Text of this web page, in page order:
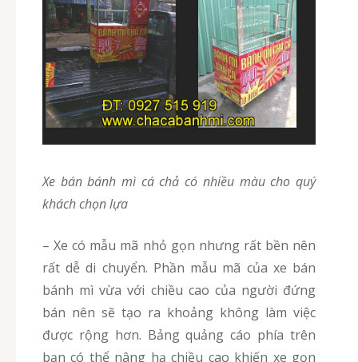
xe bán bánh mì cá chả có nhiều màu cho quý
khách chọn lựa
– Xe có mẫu mã nhỏ gọn nhưng rất bền nên
rất dễ di chuyển. Phần mẫu mã của xe bán
bánh mì vừa với chiều cao của người đứng
bán nên sẽ tạo ra khoảng không làm việc
được rộng hơn. Bảng quảng cáo phía trên
bạn có thể nâng hạ chiều cao khiến xe gọn